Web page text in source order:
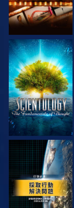
探索系列節目
觀看